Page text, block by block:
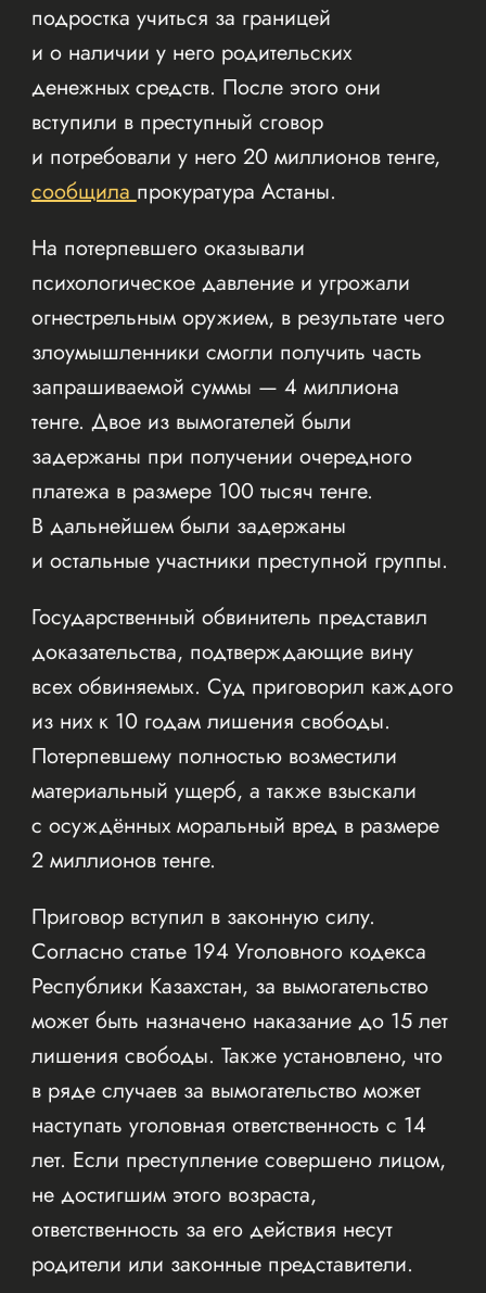
подростка учиться за границей
и о наличии у него родительских
денежных средств. После этого они
вступили в преступный сговор
и потребовали у него 20 миллионов тенге,
сообщилапрокуратура Астаны.
На потерпевшего оказывали
психологическое давление и угрожали
огнестрельным оружием, в результате чего
злоумышленники смогли получить часть
запрашиваемой суммы — 4 миллиона
тенге. Двое из вымогателей были
задержаны при получении очередного
платежа в размере 100 тысяч тенге.
В дальнейшем были задержаны
и остальные участники преступной группы.
Государственный обвинитель представил
доказательства, подтверждающие вину
всех обвиняемых. Суд приговорил каждого
из них к 10 годам лишения свободы.
Потерпевшему полностью возместили
материальный ущерб, а также взыскали
с осуждённых моральный вред в размере
2 миллионов тенге.
Приговор вступил в законную силу.
Согласно статье 194 Уголовного кодекса
Республики Казахстан, за вымогательство
может быть назначено наказание до 15 лет
лишения свободы. Также установлено, что
в ряде случаев за вымогательство может
наступать уголовная ответственность с 14
лет. Если преступление совершено лицом,
не достигшим этого возраста,
ответственность за его действия несут
родители или законные представители.